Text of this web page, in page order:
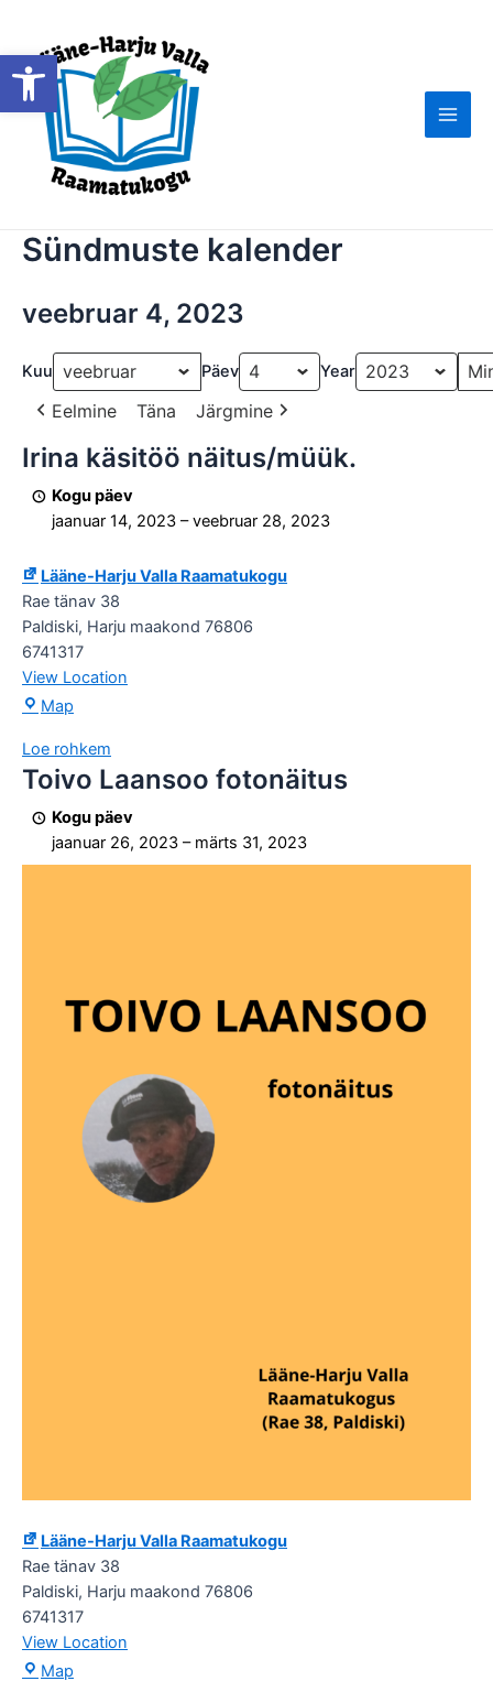
Open toolbar
content
Main
Sündmuste kalender
veebruar 4, 2023
Kuu Päev Year
Eelmine Täna Järgmine
Irina
näitus/müük.
Irina käsitöö näitus/müük.
Kogu päev
jaanuar 14, 2023 –veebruar 28, 2023
Lääne-Harju Valla Raamatukogu
Rae tänav 38
Paldiski, Harju maakond 76806
6741317
View Location
Map
Valla
Raamatukogu
Loe rohkem
Toivo
fotonäitus
Toivo Laansoo fotonäitus
Kogu päev
jaanuar 26, 2023 – märts 31, 2023
Lääne-Harju Valla Raamatukogu
Rae tänav 38
Paldiski, Harju maakond 76806
6741317
View Location
Map